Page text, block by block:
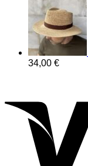
34,00 €